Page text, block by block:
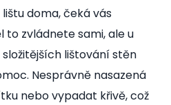
doma, čeká vás
to zvládnete sami, ale u
lištování stěn
Nesprávně nasazená
nebo vypadat křivě, což